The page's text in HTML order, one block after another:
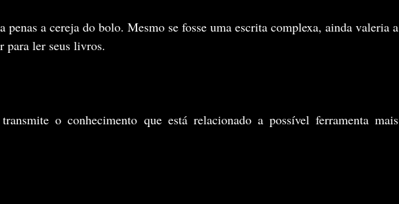
penas a cereja do bolo. Mesmo se fosse uma escrita complexa, ainda valeria a
para ler seus livros.
o conhecimento que está relacionado a possível ferramenta mais